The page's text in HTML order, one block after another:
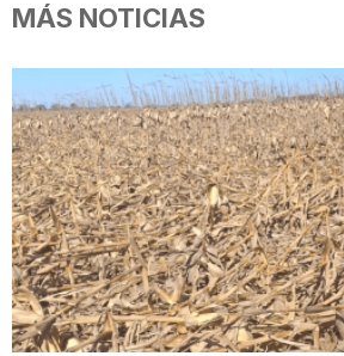
MÁS NOTICIAS